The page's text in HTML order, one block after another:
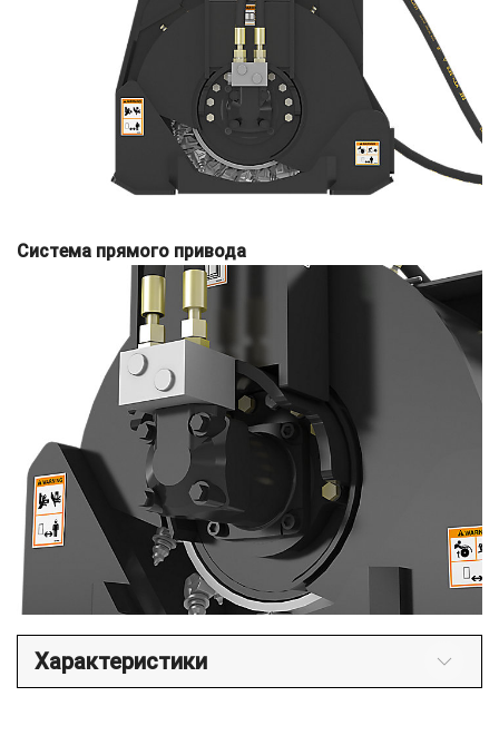
Система прямого привода
Характеристики